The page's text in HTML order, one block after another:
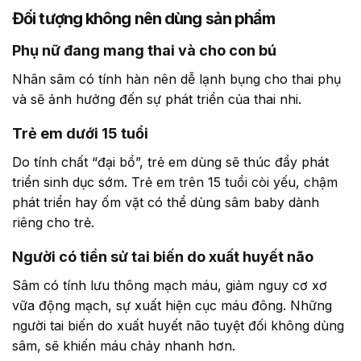
Đối tượng không nên dùng sản phẩm
Phụ nữ đang mang thai và cho con bú
Nhân sâm có tính hàn nên dễ lạnh bụng cho thai phụ
và sẽ ảnh hưởng đến sự phát triển của thai nhi.
Trẻ em dưới 15 tuổi
Do tính chất “đại bổ”, trẻ em dùng sẽ thúc đẩy phát
triển sinh dục sớm. Trẻ em trên 15 tuổi còi yếu, chậm
phát triển hay ốm vặt có thể dùng sâm baby dành
riêng cho trẻ.
Người có tiền sử tai biến do xuất huyết não
Sâm có tính lưu thông mạch máu, giảm nguy cơ xơ
vữa động mạch, sự xuất hiện cục máu đông. Những
người tai biến do xuất huyết não tuyệt đối không dùng
sâm, sẽ khiến máu chảy nhanh hơn.